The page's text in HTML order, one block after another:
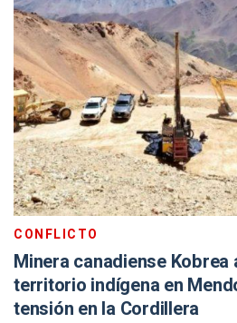
CONFLICTO
Minera canadiense
territorio indígena en
tensión en la Cordillera